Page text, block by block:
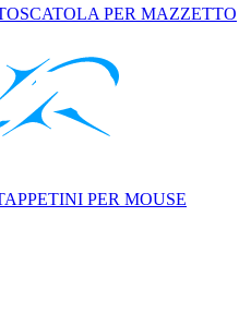
SCATOLA PER MAZZETTO
PER MOUSE